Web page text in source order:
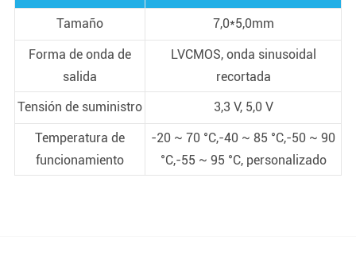
Tamaño 7,0*5,0mm
Forma de onda de
salida
LVCMOS, onda sinusoidal
recortada
Tensión de suministro
3,3 V, 5,0 V
Temperatura de
funcionamiento
-20 ~ 70 °C,-40 ~ 85 °C,-50 ~ 90
°C,-55 ~ 95 °C, personalizado